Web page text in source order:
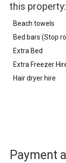
this
Beach towels
Bed bars (Stop
Extra Bed
Extra Freezer
Hair dryer hire
Payment